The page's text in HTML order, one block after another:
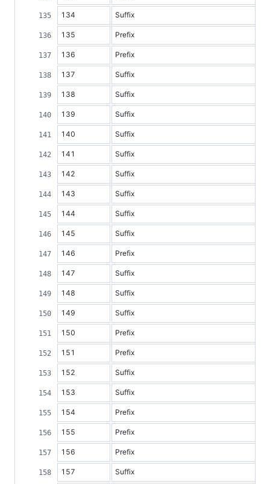
134 Suffix
135 Prefix
136 Prefix
137 Suffix
138 Suffix
139 Suffix
140 Suffix
141 Suffix
142 Suffix
143 Suffix
144 Suffix
145 Suffix
146 Prefix
147 Suffix
148 Suffix
149 Suffix
150 Prefix
151 Prefix
152 Suffix
153 Suffix
154 Prefix
155 Prefix
156 Prefix
157 Suffix